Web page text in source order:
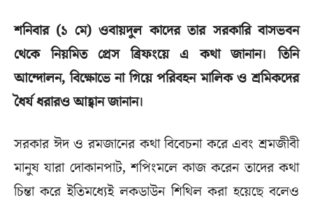
শনিবার (১ মে) ওবায়দুল কাদের তার সরকারি বাসভবন
থেকে নিয়মিত প্রেস ব্রিফংয়ে এ কথা জানান। তিনি
আন্দোলন, বিক্ষোভে না গিয়ে পরিবহন মালিক ও শ্রমিকদের
ধৈর্য ধরারও আহ্বান জানান।
সরকার ঈদ ও রমজানের কথা বিবেচনা করে এবং শ্রমজীবী
মানুষ যারা দোকানপাট, শপিংমলে কাজ করেন তাদের কথা
চিন্তা করে ইতিমধ্যেই লকডাউন শিথিল করা হয়েছে বলেও